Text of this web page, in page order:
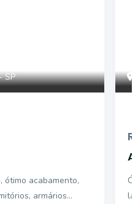
SP
ótimo acabamento,
armários